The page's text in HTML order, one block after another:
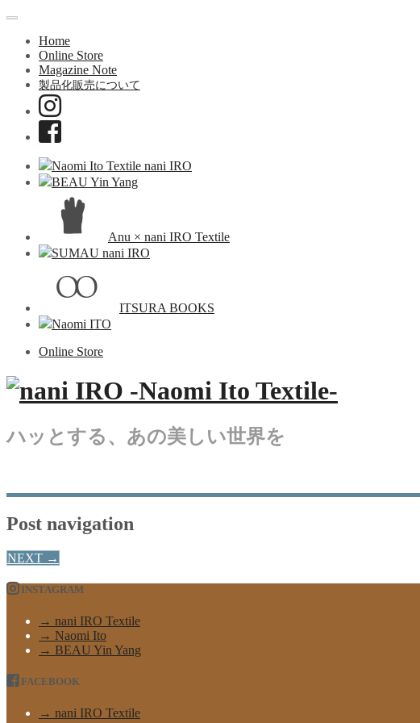
Home
Online Store
Magazine Note
製品化販売について
Naomi Ito Textile nani IRO
BEAU Yin Yang
Anu × nani IRO Textile
SUMAU nani IRO
ITSURA BOOKS
Naomi ITO
Online Store
ハッとする、あの美しい世界を
Post navigation
NEXT →
INSTAGRAM
→ nani IRO Textile
→ Naomi Ito
→ BEAU Yin Yang
FACEBOOK
→ nani IRO Textile